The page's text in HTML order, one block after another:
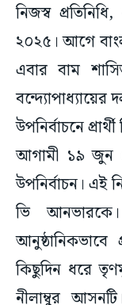
নিজস্ব
২০২৫। আগে
এবার বাম
উপনির্বাচনে
আগামী ১৯ জুন
উপনির্বাচন। এই
ভি
আনুষ্ঠানিকভাবে
কিছুদিন ধরে
নীলাম্বুর